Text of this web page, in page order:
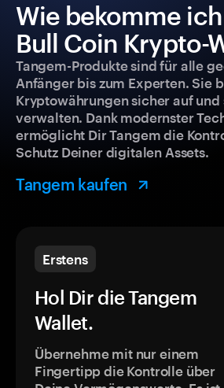
Wie bekomme
Bull Coin Krypto-
Tangem-Produkte sind für alle
Anfänger bis zum Experten. Sie
Kryptowährungen sicher auf und
verwalten. Dank modernster
ermöglicht Dir Tangem die
Schutz Deiner digitalen Assets.
Tangem kaufen
Erstens
Hol Dir die Tangem
Wallet.
Übernehme mit nur einem
Fingertipp die Kontrolle über